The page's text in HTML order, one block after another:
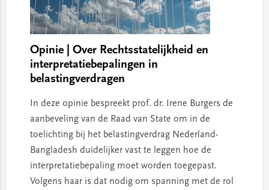
Opinie | Over Rechtsstatelijkheid en
interpretatiebepalingen in
belastingverdragen
In deze opinie bespreekt prof. dr. Irene Burgers de
aanbeveling van de Raad van State om in de
toelichting bij het belastingverdrag Nederland-
Bangladesh duidelijker vast te leggen hoe de
interpretatiebepaling moet worden toegepast.
Volgens haar is dat nodig om spanning met de rol